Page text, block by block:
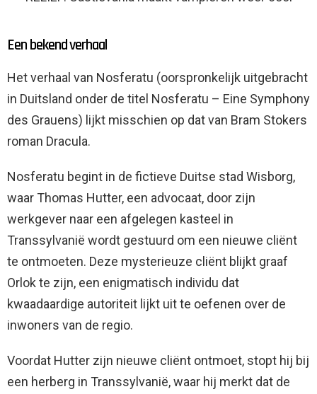
Een bekend verhaal
Het verhaal van Nosferatu (oorspronkelijk uitgebracht
in Duitsland onder de titel Nosferatu – Eine Symphony
des Grauens) lijkt misschien op dat van Bram Stokers
roman Dracula.
Nosferatu begint in de fictieve Duitse stad Wisborg,
waar Thomas Hutter, een advocaat, door zijn
werkgever naar een afgelegen kasteel in
Transsylvanië wordt gestuurd om een ​​nieuwe cliënt
te ontmoeten. Deze mysterieuze cliënt blijkt graaf
Orlok te zijn, een enigmatisch individu dat
kwaadaardige autoriteit lijkt uit te oefenen over de
inwoners van de regio.
Voordat Hutter zijn nieuwe cliënt ontmoet, stopt hij bij
een herberg in Transsylvanië, waar hij merkt dat de